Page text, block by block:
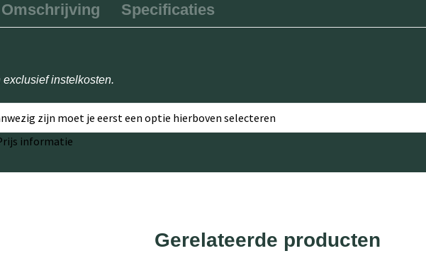
Omschrijving Specificaties
instelkosten.
zijn moet je eerst een optie hierboven selecteren
informatie
Gerelateerde producten